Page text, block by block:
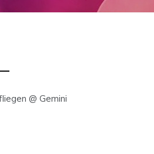
@ Gemini